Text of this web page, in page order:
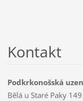
Kontakt
Podkrkonošská
Bělá u Staré Paky 149